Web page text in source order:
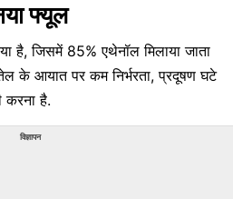
फ्यूल
है, जिसमें 85% एथेनॉल मिलाया जाता
के आयात पर कम निर्भरता, प्रदूषण घटे
करना है.
विज्ञापन